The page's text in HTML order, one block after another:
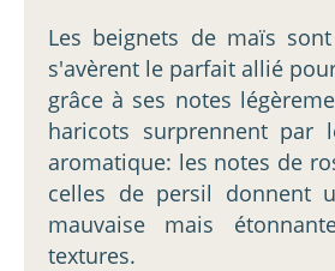
Les beignets de maïs
s'avèrent le parfait allié
grâce à ses notes
haricots surprennent par
aromatique: les notes de
celles de persil donnent
mauvaise mais
textures.